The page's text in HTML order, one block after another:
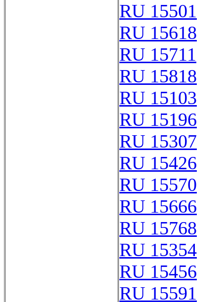
RU 15501
RU 15618
RU 15711
RU 15818
RU 15103
RU 15196
RU 15307
RU 15426
RU 15570
RU 15666
RU 15768
RU 15354
RU 15456
RU 15591